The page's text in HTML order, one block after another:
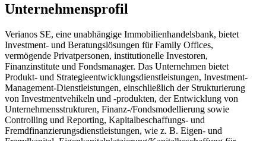
Unternehmensprofil
Verianos SE, eine unabhängige Immobilienhandelsbank, bietet
Investment- und Beratungslösungen für Family Offices,
vermögende Privatpersonen, institutionelle Investoren,
Finanzinstitute und Fondsmanager. Das Unternehmen bietet
Produkt- und Strategieentwicklungsdienstleistungen, Investment-
Management-Dienstleistungen, einschließlich der Strukturierung
von Investmentvehikeln und -produkten, der Entwicklung von
Unternehmensstrukturen, Finanz-/Fondsmodellierung sowie
Controlling und Reporting, Kapitalbeschaffungs- und
Fremdfinanzierungsdienstleistungen, wie z. B. Eigen- und